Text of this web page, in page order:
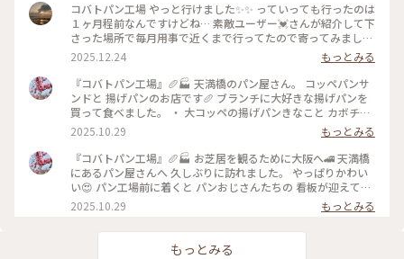
コバトパン工場 やっと行けました✨✨ っていっても行ったのは
１ヶ月程前なんですけどね… 素敵ユーザー💓さんが紹介して下
さった場所で毎月用事で近くまで行ってたので寄ってみました
☺️ 食べたのは揚げたてきなこパンとプルコギサンド🌭 コッペ
パンはふわっふわであっという間に食べ終わった💦 毎月寄っ
ちゃおうかな？🤣
2025.12.24
もっとみる
『コバトパン工場』🥖🏭 天満橋のパン屋さん。 コッペパンサ
ンドと 揚げパンのお店です🥖 ブランチに大好きな揚げパンを
買って食べました。 ・ 大コッペの揚げパンきなこと カボチャ
のモンブランサンド🎃 モジャモジャ顔とオレオのお口が おと
ぼけです😜 外の小窓からコーヒーと 揚げたてのパンをもらっ
て すぐにお店の前の小さなテーブルで いただきました😋 アツ
アツのふわふわの揚げパンが 最高です💕 ・ ・ #ことりっぷと
一緒 #ことりっぷ #秋の装い #コバトパン工場 #コバトパン #コ
ッペパン #コバトパンサンド #揚げパン #パン #大阪のパン屋
さん #パン屋さん #パン屋 #ベーカリー #ベーカリーカフェ #天
橋 #大阪 #ことりっぷ大阪 #ひとり旅
2025.10.29
もっとみる
『コバトパン工場』🥖🏭 お芝居を観るために大阪へ🚄 天満橋
にあるパン屋さんへ 久しぶりに訪れました。 やっぱりかわい
い😍 パン工場前に着くと パンおじさんたちの 看板が迎えてく
れます💕 物語の世界に入り込んだような かわいらしいパン屋
さん🥖 小さな店舗にはたくさんの コッペパンが並びます。 パ
ン工場のクッキー缶もあります。 秋晴れのいいお天気に モー
ニングがてらのパンを いただきました😊 ・ ・ #ことりっぷと
2025.10.29 もっとみる
もっとみる